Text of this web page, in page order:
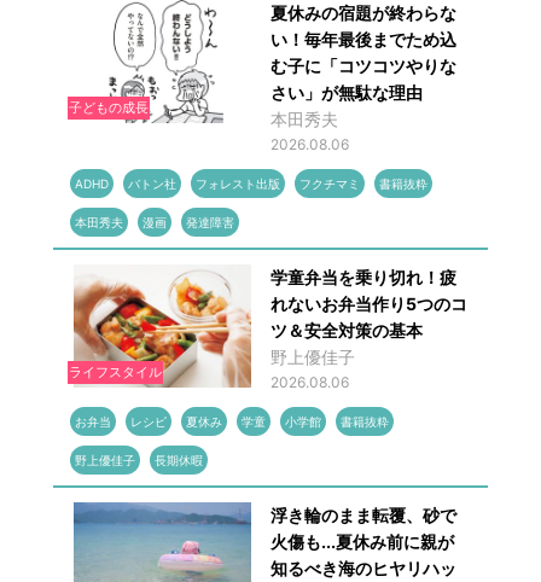
子どもの成長
夏休みの宿題が終わらな
い！毎年最後までため込
む子に「コツコツやりな
さい」が無駄な理由
本田秀夫
2026.08.06
ADHD バトン社 フォレスト出版 フクチマミ 書籍抜粋
本田秀夫 漫画 発達障害
ライフスタイル
学童弁当を乗り切れ！疲
れないお弁当作り5つのコ
ツ＆安全対策の基本
野上優佳子
2026.08.06
お弁当 レシピ 夏休み 学童 小学館 書籍抜粋
野上優佳子 長期休暇
浮き輪のまま転覆、砂で
火傷も...夏休み前に親が
知るべき海のヒヤリハッ